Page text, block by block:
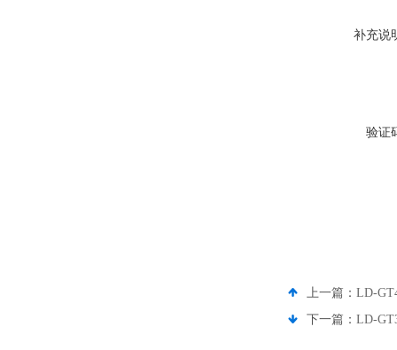
补充说
验证
上一篇： LD-
下一篇： LD-